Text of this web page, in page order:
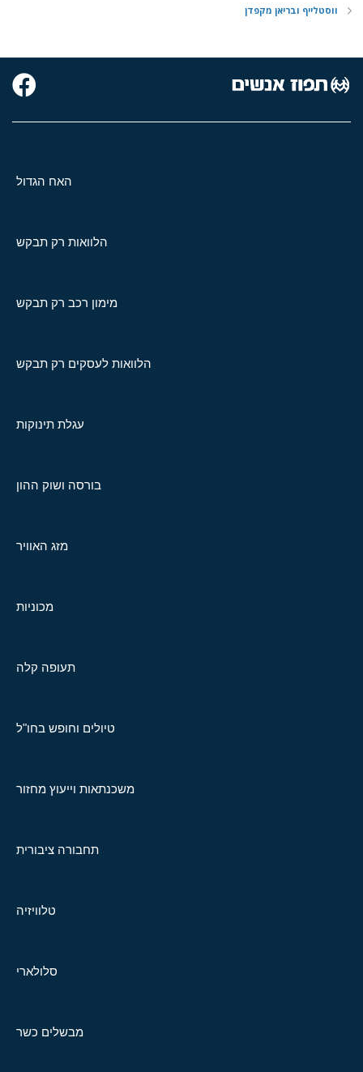
ווסטלייף ובריאן מקפדן
האח הגדול
הלוואות רק תבקש
מימון רכב רק תבקש
הלוואות לעסקים רק תבקש
עגלת תינוקות
בורסה ושוק ההון
מזג האוויר
מכוניות
תעופה קלה
טיולים וחופש בחו"ל
משכנתאות וייעוץ מחזור
תחבורה ציבורית
טלוויזיה
סלולארי
מבשלים כשר